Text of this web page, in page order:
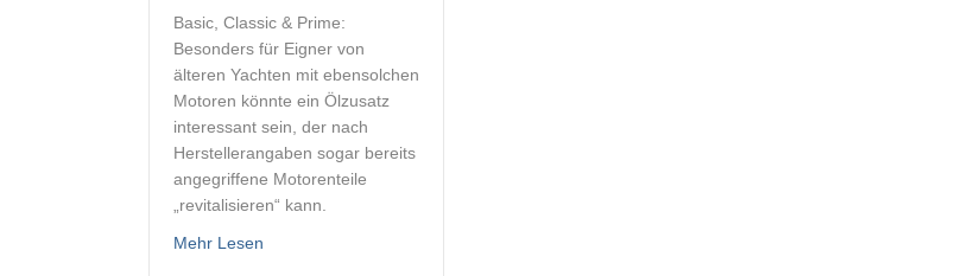
Basic, Classic & Prime:
Besonders für Eigner von
älteren Yachten mit ebensolchen
Motoren könnte ein Ölzusatz
interessant sein, der nach
Herstellerangaben sogar bereits
angegriffene Motorenteile
„revitalisieren“ kann.
Mehr Lesenabout Rewitec im Öl – Keramik-Nanoteilchen gegen Verschleiß